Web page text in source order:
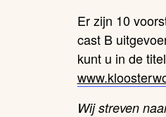
Er zijn 10
cast B
kunt u in de
Wij streven